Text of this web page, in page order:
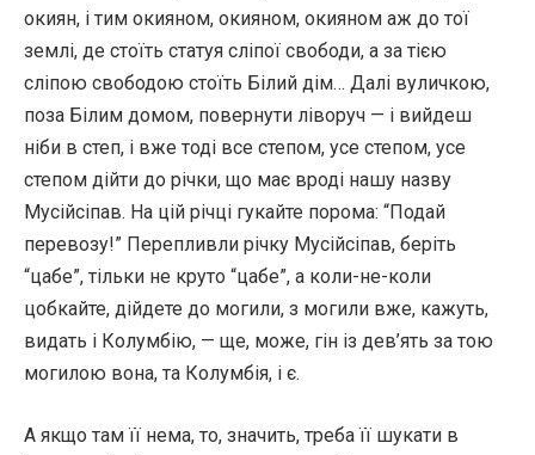
окиян, і тим окияном, окияном, окияном аж до тої
землі, де стоїть статуя сліпої свободи, а за тією
сліпою свободою стоїть Білий дім… Далі вуличкою,
поза Білим домом, повернути ліворуч — і вийдеш
ніби в степ, і вже тоді все степом, усе степом, усе
степом дійти до річки, що має вроді нашу назву
Мусійсіпав. На цій річці гукайте порома: “Подай
перевозу!” Перепливли річку Мусійсіпав, беріть
“цабе”, тільки не круто “цабе”, а коли-не-коли
цобкайте, дійдете до могили, з могили вже, кажуть,
видать і Колумбію, — ще, може, гін із дев’ять за тою
могилою вона, та Колумбія, і є.
А якщо там її нема, то, значить, треба її шукати в